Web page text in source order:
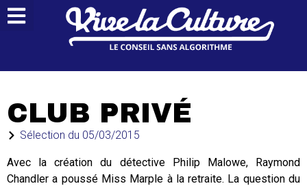
CLUB PRIVÉ
Sélection du 05/03/2015
Avec la création du détective Philip Malowe, Raymond
Chandler a poussé Miss Marple à la retraite. La question du